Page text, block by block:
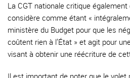
La CGT nationale critique également
considère comme étant «
ministère du Budget pour que les
coûtent rien à l’État » et agit pour
visant à obtenir une réécriture de
Il est important de noter que le volet